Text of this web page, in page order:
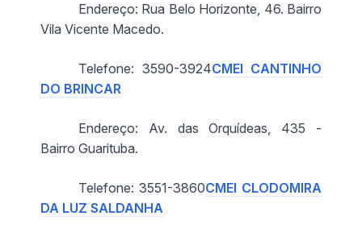
Endereço: Rua Belo Horizonte, 46. Bairro
Vila Vicente Macedo.
Telefone: 3590-3924CMEI CANTINHO
DO BRINCAR
Endereço: Av. das Orquídeas, 435 -
Bairro Guarituba.
Telefone: 3551-3860CMEI CLODOMIRA
DA LUZ SALDANHA